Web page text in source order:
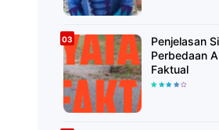
Penjelasan
Perbedaan
Faktual